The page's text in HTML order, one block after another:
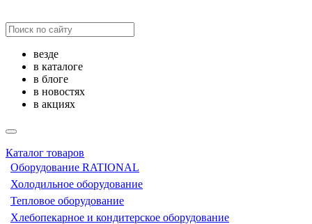
везде
в каталоге
в блоге
в новостях
в акциях
Каталог товаров
Оборудование RATIONAL
Холодильное оборудование
Тепловое оборудование
Хлебопекарное и кондитерское оборудование